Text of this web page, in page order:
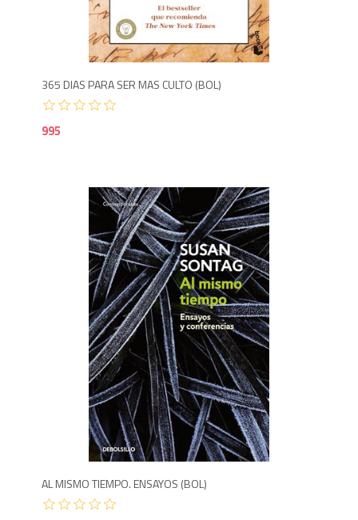
365 DIAS PARA SER MAS CULTO (BOL)
995
AL MISMO TIEMPO. ENSAYOS (BOL)